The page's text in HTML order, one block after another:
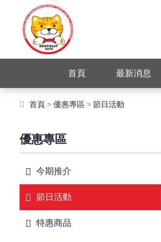
首頁 最新消息
首頁 >優惠專區 >節日活動
優惠專區
今期推介
節日活動
特惠商品